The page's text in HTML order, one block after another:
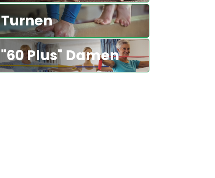
Turnen
"60 Plus" Damen